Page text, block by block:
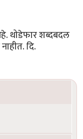
थोडेफार शब्दबदल
दि.